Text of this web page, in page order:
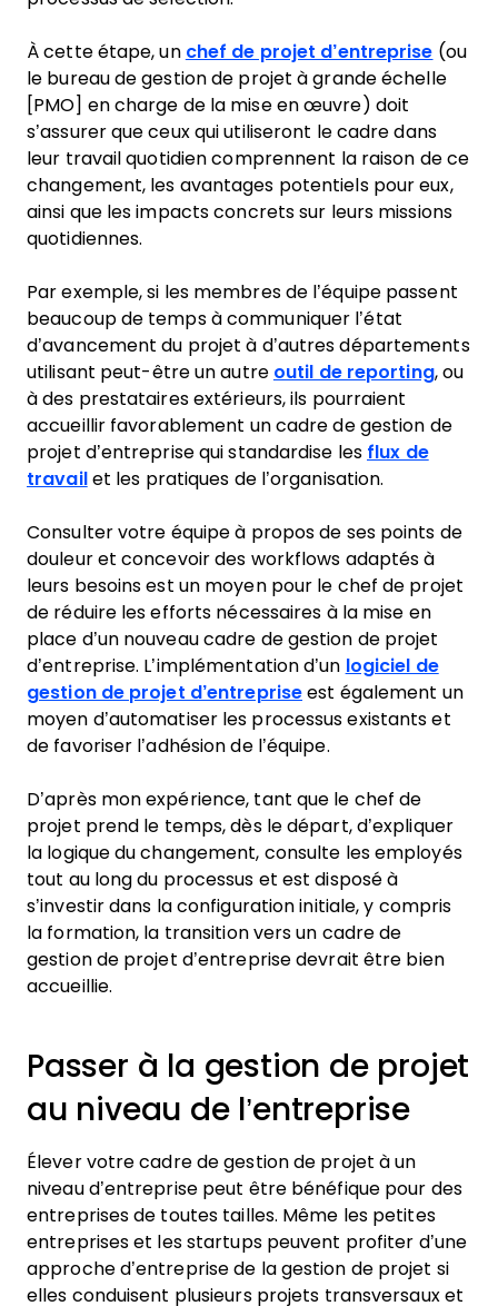
À cette étape, un chef de projet d’entreprise (ou
le bureau de gestion de projet à grande échelle
[PMO] en charge de la mise en œuvre) doit
s’assurer que ceux qui utiliseront le cadre dans
leur travail quotidien comprennent la raison de ce
changement, les avantages potentiels pour eux,
ainsi que les impacts concrets sur leurs missions
quotidiennes.
Par exemple, si les membres de l’équipe passent
beaucoup de temps à communiquer l’état
d’avancement du projet à d’autres départements
utilisant peut-être un autre outil de reporting, ou
à des prestataires extérieurs, ils pourraient
accueillir favorablement un cadre de gestion de
projet d’entreprise qui standardise les flux de
travail et les pratiques de l’organisation.
Consulter votre équipe à propos de ses points de
douleur et concevoir des workflows adaptés à
leurs besoins est un moyen pour le chef de projet
de réduire les efforts nécessaires à la mise en
place d’un nouveau cadre de gestion de projet
d’entreprise. L’implémentation d’un logiciel de
gestion de projet d’entreprise est également un
moyen d’automatiser les processus existants et
de favoriser l’adhésion de l’équipe.
D’après mon expérience, tant que le chef de
projet prend le temps, dès le départ, d’expliquer
la logique du changement, consulte les employés
tout au long du processus et est disposé à
s’investir dans la configuration initiale, y compris
la formation, la transition vers un cadre de
gestion de projet d’entreprise devrait être bien
accueillie.
Passer à la gestion de projet
au niveau de l’entreprise
Élever votre cadre de gestion de projet à un
niveau d’entreprise peut être bénéfique pour des
entreprises de toutes tailles. Même les petites
entreprises et les startups peuvent profiter d’une
approche d’entreprise de la gestion de projet si
elles conduisent plusieurs projets transversaux et